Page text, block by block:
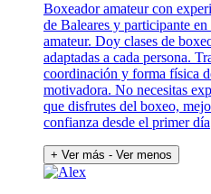
Boxeador amateur con
de Baleares y participante
amateur. Doy clases de
adaptadas a cada persona.
coordinación y forma física
motivadora. No necesitas
que disfrutes del boxeo,
confianza desde el primer día
+ Ver más - Ver menos